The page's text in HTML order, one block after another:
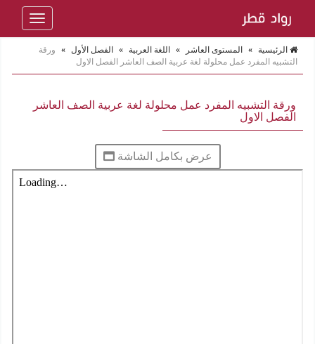
Toggle
الرئيسية » المستوى العاشر » اللغة العربية » الفصل الأول »
ورقة
التشبيه المفرد عمل محلولة لغة عربية الصف العاشر الفصل الاول
ورقة التشبيه المفرد عمل محلولة لغة عربية الصف العاشر
الفصل الاول
عرض بكامل الشاشة